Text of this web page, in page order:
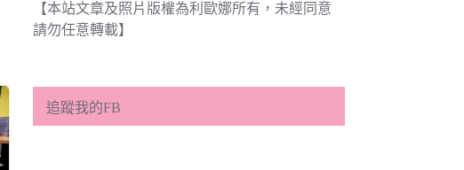
【本站文章及照片版權為利歐娜所有，未經同意
請勿任意轉載】
追蹤我的FB